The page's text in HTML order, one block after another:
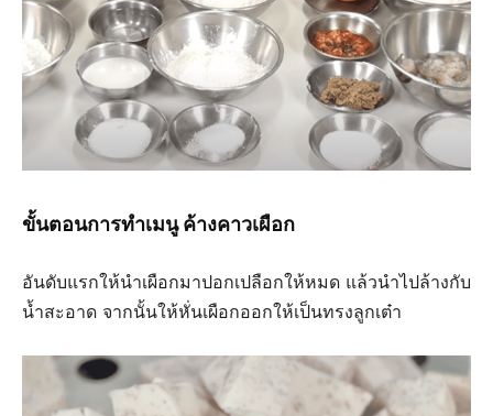
ขั้นตอนการทำเมนู ค้างคาวเผือก
อันดับแรกให้นำเผือกมาปอกเปลือกให้หมด แล้วนำไปล้างกับ
น้ำสะอาด จากนั้นให้หั่นเผือกออกให้เป็นทรงลูกเต๋า